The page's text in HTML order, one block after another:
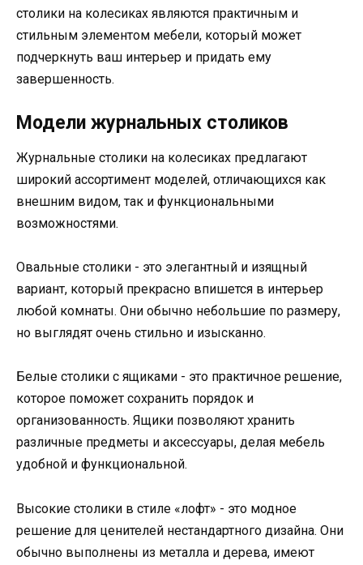
столики на колесиках являются практичным и
стильным элементом мебели, который может
подчеркнуть ваш интерьер и придать ему
завершенность.
Модели журнальных столиков
Журнальные столики на колесиках предлагают
широкий ассортимент моделей, отличающихся как
внешним видом, так и функциональными
возможностями.
Овальные столики - это элегантный и изящный
вариант, который прекрасно впишется в интерьер
любой комнаты. Они обычно небольшие по размеру,
но выглядят очень стильно и изысканно.
Белые столики с ящиками - это практичное решение,
которое поможет сохранить порядок и
организованность. Ящики позволяют хранить
различные предметы и аксессуары, делая мебель
удобной и функциональной.
Высокие столики в стиле «лофт» - это модное
решение для ценителей нестандартного дизайна. Они
обычно выполнены из металла и дерева, имеют